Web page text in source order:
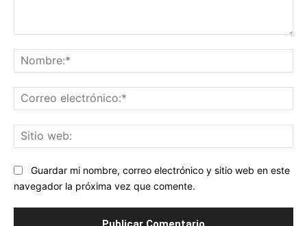
Guardar mi nombre, correo electrónico y sitio web en este
navegador la próxima vez que comente.